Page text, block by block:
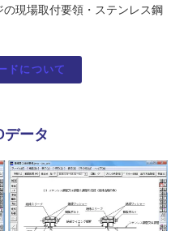
現場取付要領・ステンレス鋼
ドについて
ータ